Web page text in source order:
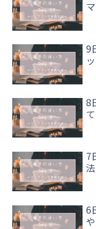
9
8
7
6